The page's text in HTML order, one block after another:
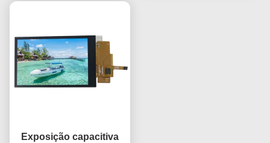
Exposição capacitiva